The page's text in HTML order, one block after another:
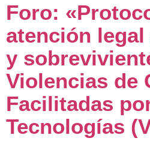
Foro:
atención
y
Violencias de
Facilitadas
Tecnologías